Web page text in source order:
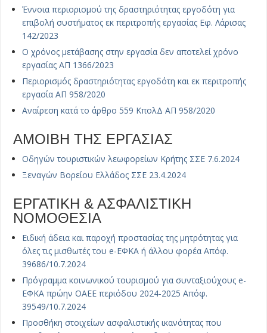
Έννοια περιορισμού της δραστηριότητας εργοδότη για
επιβολή συστήματος εκ περιτροπής εργασίας Εφ. Λάρισας
142/2023
Ο χρόνος μετάβασης στην εργασία δεν αποτελεί χρόνο
εργασίας ΑΠ 1366/2023
Περιορισμός δραστηριότητας εργοδότη και εκ περιτροπής
εργασία ΑΠ 958/2020
Αναίρεση κατά το άρθρο 559 ΚπολΔ ΑΠ 958/2020
ΑΜΟΙΒΗ ΤΗΣ ΕΡΓΑΣΙΑΣ
Οδηγών τουριστικών λεωφορείων Κρήτης ΣΣΕ 7.6.2024
Ξεναγών Βορείου Ελλάδος ΣΣΕ 23.4.2024
ΕΡΓΑΤΙΚΗ & ΑΣΦΑΛΙΣΤΙΚΗ
ΝΟΜΟΘΕΣΙΑ
Ειδική άδεια και παροχή προστασίας της μητρότητας για
όλες τις μισθωτές του e-ΕΦΚΑ ή άλλου φορέα Απόφ.
39686/10.7.2024
Πρόγραμμα κοινωνικού τουρισμού για συνταξιούχους e-
ΕΦΚΑ πρώην ΟΑΕΕ περιόδου 2024-2025 Απόφ.
39549/10.7.2024
Προσθήκη στοιχείων ασφαλιστικής ικανότητας που